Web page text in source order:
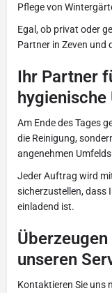
Pflege von
Egal, ob privat oder
Partner in Zeven und
Ihr Partner
hygienische
Am Ende des Tages
die Reinigung,
angenehmen
Jeder Auftrag wird
sicherzustellen, dass
einladend ist.
unseren
Kontaktieren Sie uns